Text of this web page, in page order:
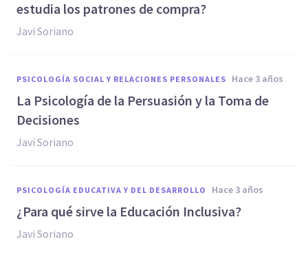
estudia los patrones de compra?
Javi Soriano
PSICOLOGÍA SOCIAL Y RELACIONES PERSONALES hace 3 años
La Psicología de la Persuasión y la Toma de
Decisiones
Javi Soriano
PSICOLOGÍA EDUCATIVA Y DEL DESARROLLO hace 3 años
¿Para qué sirve la Educación Inclusiva?
Javi Soriano